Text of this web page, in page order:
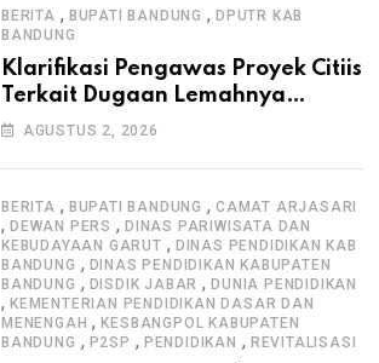
BERITA , BUPATI BANDUNG ,DPUTR KAB
BANDUNG
Klarifikasi Pengawas Proyek Citiis
Terkait Dugaan Lemahnya
Pengawasan K3
AGUSTUS 2, 2026
BERITA , BUPATI BANDUNG ,CAMAT ARJASARI
, DEWAN PERS , DINAS PARIWISATA DAN
KEBUDAYAAN GARUT , DINAS PENDIDIKAN KAB
BANDUNG , DINAS PENDIDIKAN KABUPATEN
BANDUNG , DISDIK JABAR ,DUNIA PENDIDIKAN
, KEMENTERIAN PENDIDIKAN DASAR DAN
MENENGAH ,KESBANGPOL KABUPATEN
BANDUNG , P2SP , PENDIDIKAN , REVITALISASI